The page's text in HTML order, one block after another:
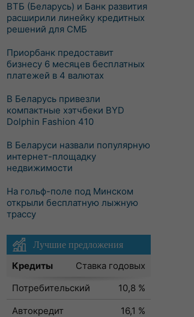
ВТБ (Беларусь) и Банк развития
расширили линейку кредитных
решений для СМБ
Приорбанк предоставит
бизнесу 6 месяцев бесплатных
платежей в 4 валютах
В Беларусь привезли
компактные хэтчбеки BYD
Dolphin Fashion 410
В Беларуси назвали популярную
интернет-площадку
недвижимости
На гольф-поле под Минском
открыли бесплатную лыжную
трассу
Лучшие предложения
Кредиты
Ставка годовых
Потребительский
10,8 %
Автокредит
16,1 %